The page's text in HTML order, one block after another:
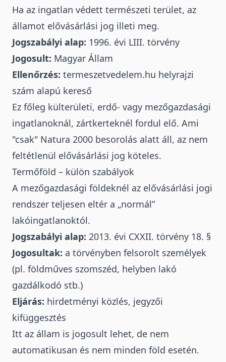
Ha az ingatlan védett természeti terület, az
államot elővásárlási jog illeti meg.
Jogszabályi alap: 1996. évi LIII. törvény
Jogosult: Magyar Állam
Ellenőrzés: termeszetvedelem.hu helyrajzi
szám alapú kereső
Ez főleg külterületi, erdő- vagy mezőgazdasági
ingatlanoknál, zártkerteknél fordul elő. Ami
"csak" Natura 2000 besorolás alatt áll, az nem
feltétlenül elővásárlási jog köteles.
Termőföld – külön szabályok
A mezőgazdasági földeknél az elővásárlási jogi
rendszer teljesen eltér a „normál”
lakóingatlanoktól.
Jogszabályi alap: 2013. évi CXXII. törvény 18. §
Jogosultak: a törvényben felsorolt személyek
(pl. földműves szomszéd, helyben lakó
gazdálkodó stb.)
Eljárás: hirdetményi közlés, jegyzői
kifüggesztés
Itt az állam is jogosult lehet, de nem
automatikusan és nem minden föld esetén.